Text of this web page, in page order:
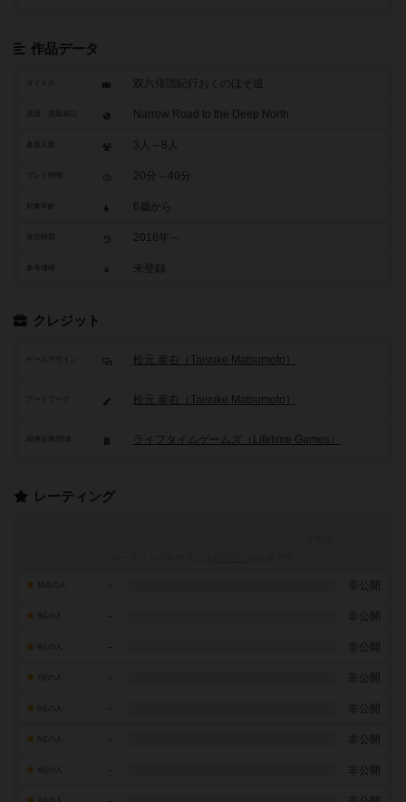
作品データ
タイトル 双六俳諧紀行おくのほそ道
Narrow Road to the Deep North
参加人数 3人～8人
20分～40分
6歳から
2018年～
参考価格 未登録
クレジット
ゲームデザイン 松元 泰右（Taisuke Matsumoto）
アートワーク 松元 泰右（Taisuke Matsumoto）
ライフタイムゲームズ（Lifetime Games）
レーティング
- 非公開
- 非公開
- 非公開
7点の人 - 非公開
- 非公開
- 非公開
- 非公開